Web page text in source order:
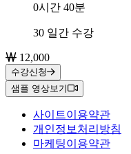
총 학습시간
0시간 40분
수강 기간30 일간 수강
12,000
수강신청
샘플 영상보기
사이트이용약관
개인정보처리방침
마케팅이용약관